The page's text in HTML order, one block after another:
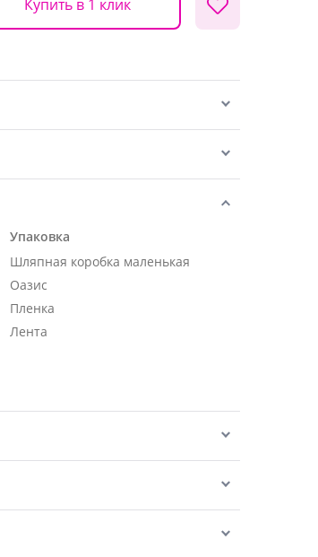
Купить в 1 клик
Упаковка
Шляпная коробка маленькая
Оазис
Пленка
Лента